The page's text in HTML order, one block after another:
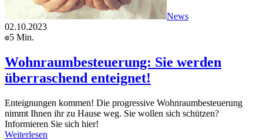
News
02.10.2023
5 Min.
Wohnraumbesteuerung: Sie werden
überraschend enteignet!
Enteignungen kommen! Die progressive Wohnraumbesteuerung
nimmt Ihnen ihr zu Hause weg. Sie wollen sich schützen?
Informieren Sie sich hier!
Weiterlesen